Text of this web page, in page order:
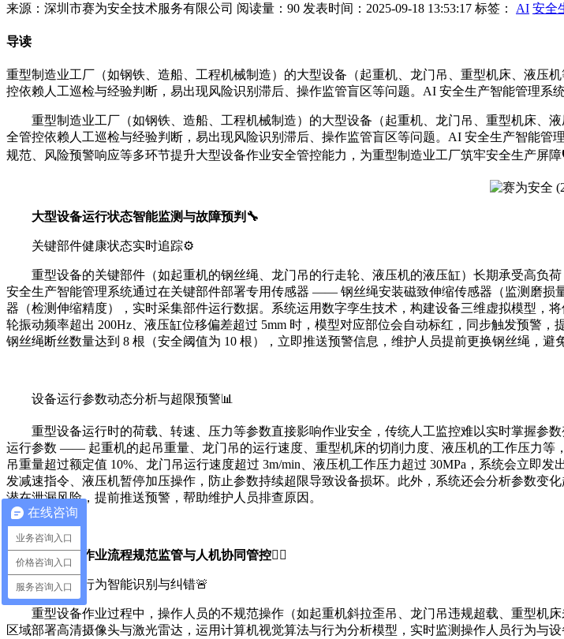
来源：深圳市赛为安全技术服务有限公司 阅读量：90 发表时间：2025-09-18 13:53:17 标签： AI 安全
导读
重型制造业工厂（如钢铁、造船、工程机械制造）的大型设备（起重机、龙门吊、重型机床、液压
控依赖人工巡检与经验判断，易出现风险识别滞后、操作监管盲区等问题。AI 安全生产智能管理系
重型制造业工厂（如钢铁、造船、工程机械制造）的大型设备（起重机、龙门吊、重型机床、
全管控依赖人工巡检与经验判断，易出现风险识别滞后、操作监管盲区等问题。AI 安全生产智能
规范、风险预警响应等多环节提升大型设备作业安全管控能力，为重型制造业工厂筑牢安全生产屏障
大型设备运行状态智能监测与故障预判🔧
关键部件健康状态实时追踪⚙️
重型设备的关键部件（如起重机的钢丝绳、龙门吊的行走轮、液压机的液压缸）长期承受高负
安全生产智能管理系统通过在关键部件部署专用传感器 —— 钢丝绳安装磁致伸缩传感器（监测磨
器（检测伸缩精度），实时采集部件运行数据。系统运用数字孪生技术，构建设备三维虚拟模型，
轮振动频率超出 200Hz、液压缸位移偏差超过 5mm 时，模型对应部位会自动标红，同步触发预警
钢丝绳断丝数量达到 8 根（安全阈值为 10 根），立即推送预警信息，维护人员提前更换钢丝绳，避
设备运行参数动态分析与超限预警📊
重型设备运行时的荷载、转速、压力等参数直接影响作业安全，传统人工监控难以实时掌握参
运行参数 —— 起重机的起吊重量、龙门吊的运行速度、重型机床的切削力度、液压机的工作压力
吊重量超过额定值 10%、龙门吊运行速度超过 3m/min、液压机工作压力超过 30MPa，系统会立即
发减速指令、液压机暂停加压操作，防止参数持续超限导致设备损坏。此外，系统还会分析参数变
潜在泄漏风险，提前推送预警，帮助维护人员排查原因。
大型设备作业流程规范监管与人机协同管控👷‍♂️
作业操作行为智能识别与纠错🚨
重型设备作业过程中，操作人员的不规范操作（如起重机斜拉歪吊、龙门吊违规超载、重型机
区域部署高清摄像头与激光雷达，运用计算机视觉算法与行为分析模型，实时监测操作人员行为与
在线咨询
业务咨询入口
价格咨询入口
服务咨询入口